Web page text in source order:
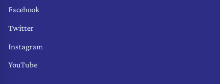
Facebook
Twitter
Instagram
YouTube